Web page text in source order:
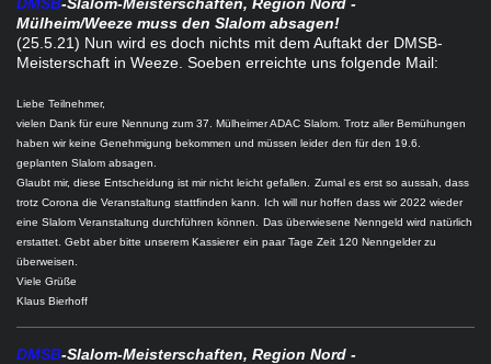
Mülheim/Weeze muss den Slalom absagen!
(25.5.21) Nun wird es doch nichts mit dem Auftakt der DMSB-
Meisterschaft in Weeze. Soeben erreichte uns folgende Mail:
Liebe Teilnehmer,
vielen Dank für eure Nennung zum 37. Mülheimer ADAC Slalom. Trotz aller Bemühungen
haben wir keine Genehmigung bekommen und müssen leider den für den 19.6.
geplanten Slalom absagen.
Glaubt mir, diese Entscheidung ist mir nicht leicht gefallen.
Zumal es erst so aussah, dass
trotz Corona die Veranstaltung stattfinden kann.
Ich will nur hoffen dass wir 2022 wieder
eine Slalom Veranstaltung durchführen können.
Das überwiesene Nenngeld wird natürlich
erstattet. Gebt aber bitte unserem Kassierer ein paar Tage Zeit 120 Nenngelder zu
überweisen.
Viele Grüße
Klaus Bierhoff
DMSB-Slalom-Meisterschaften, Region Nord -